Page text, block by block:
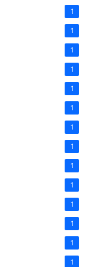
1
1
1
1
1
1
1
1
1
1
1
1
1
1